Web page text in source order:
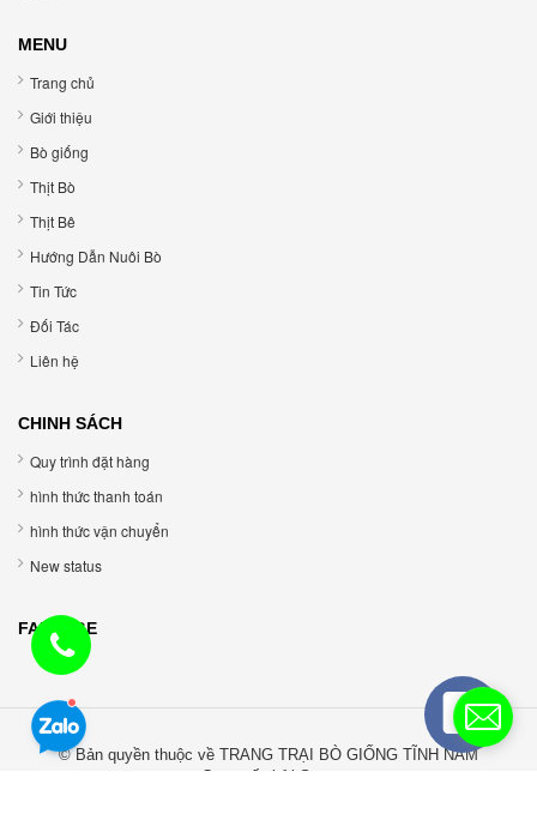
MENU
Trang chủ
Giới thiệu
Bò giống
Thịt Bò
Thịt Bê
Hướng Dẫn Nuôi Bò
Tin Tức
Đối Tác
Liên hệ
CHINH SÁCH
Quy trình đặt hàng
hình thức thanh toán
hình thức vận chuyển
New status
FANPAGE
© Bản quyền thuộc về TRANG TRẠI BÒ GIỐNG TĨNH NĂM
Cung cấp bởi Sapo